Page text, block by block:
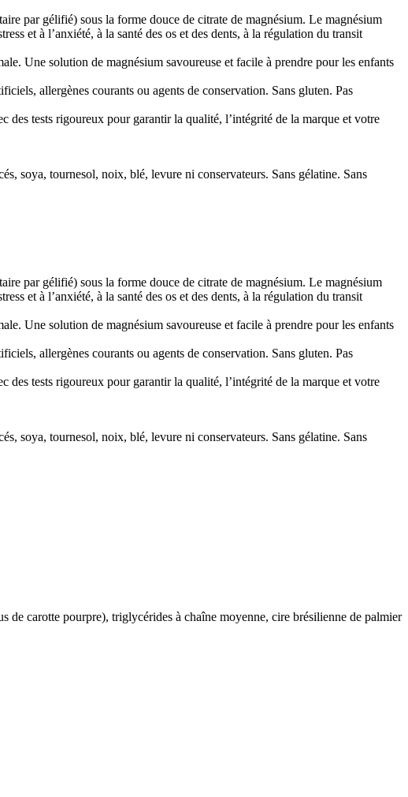
par gélifié) sous la forme douce de citrate de magnésium. Le magnésium
et à l’anxiété, à la santé des os et des dents, à la régulation du transit
Une solution de magnésium savoureuse et facile à prendre pour les enfants
allergènes courants ou agents de conservation. Sans gluten. Pas
tests rigoureux pour garantir la qualité, l’intégrité de la marque et votre
soya, tournesol, noix, blé, levure ni conservateurs. Sans gélatine. Sans
par gélifié) sous la forme douce de citrate de magnésium. Le magnésium
et à l’anxiété, à la santé des os et des dents, à la régulation du transit
Une solution de magnésium savoureuse et facile à prendre pour les enfants
allergènes courants ou agents de conservation. Sans gluten. Pas
tests rigoureux pour garantir la qualité, l’intégrité de la marque et votre
soya, tournesol, noix, blé, levure ni conservateurs. Sans gélatine. Sans
de carotte pourpre), triglycérides à chaîne moyenne, cire brésilienne de palmier